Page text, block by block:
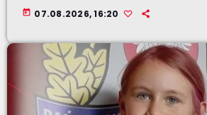
today 07.08.2026, 16:20